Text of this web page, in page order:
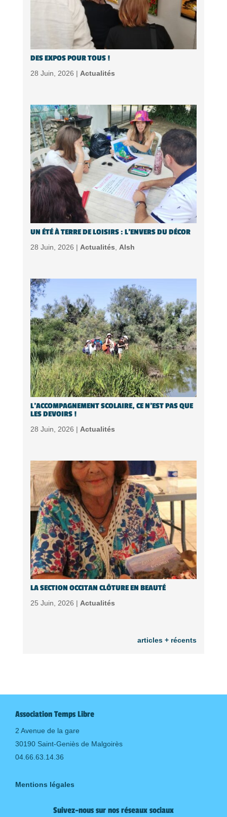
DES EXPOS POUR TOUS !
28 Juin, 2026 | Actualités
UN ÉTÉ À TERRE DE LOISIRS : L’ENVERS DU DÉCOR
28 Juin, 2026 | Actualités Alsh
L’ACCOMPAGNEMENT SCOLAIRE, CE N’EST PAS QUE
LES DEVOIRS !
28 Juin, 2026 | Actualités
LA SECTION OCCITAN CLÔTURE EN BEAUTÉ
25 Juin, 2026 | Actualités
articles + récents
Association Temps Libre
2 Avenue de la gare
30190 Saint-Geniès de Malgoirès
04.66.63.14.36
Mentions légales
Suivez-nous sur nos réseaux sociaux